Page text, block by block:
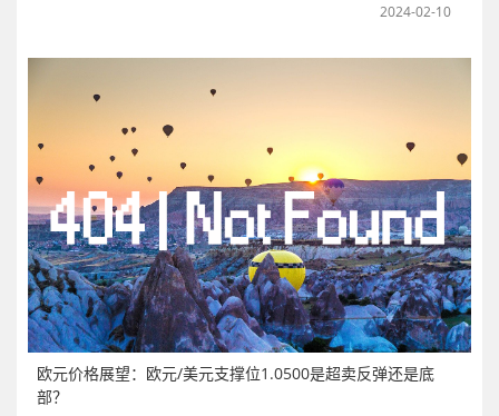
2024-02-10
欧元价格展望：欧元/美元支撑位1.0500是超卖反弹还是底
部？